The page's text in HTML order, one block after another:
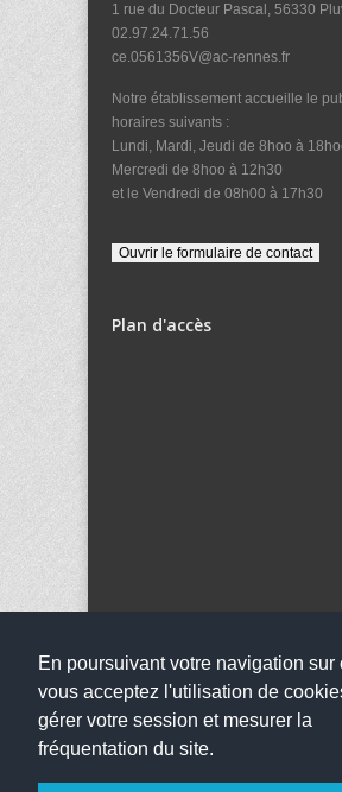
En poursuivant votre navigation sur
vous acceptez l'utilisation de
gérer votre session et mesurer la
fréquentation du site.
1 rue du Docteur Pascal, 56330
02.97.24.71.56
ce.0561356V@ac-rennes.fr
Notre établissement accueille le
horaires suivants :
Lundi, Mardi, Jeudi de 8hoo à
Mercredi de 8hoo à 12h30
et le Vendredi de 08h00 à 17h30
Plan d'accès